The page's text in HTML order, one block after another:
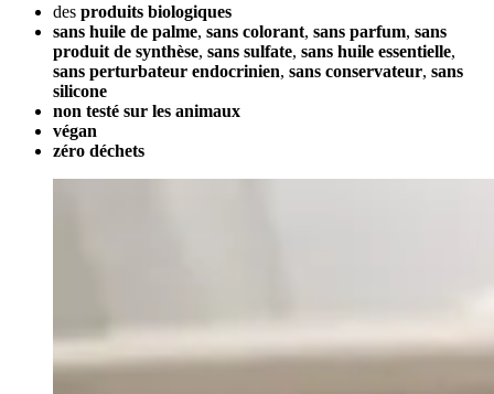
des produits biologiques
sans huile de palme, sans colorant, sans parfum, sans
produit de synthèse, sans sulfate, sans huile essentielle,
sans perturbateur endocrinien, sans conservateur, sans
silicone
non testé sur les animaux
végan
zéro déchets